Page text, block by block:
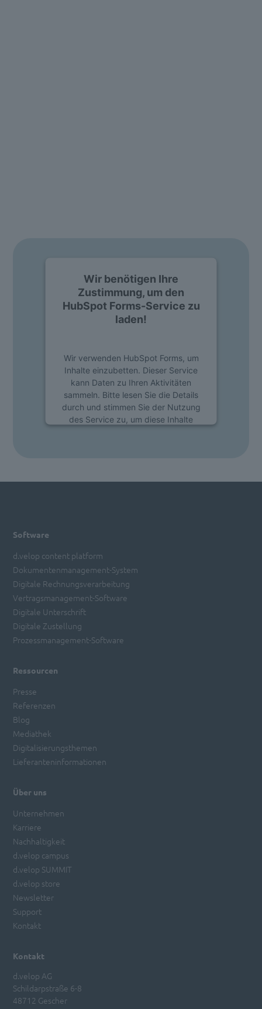
Wir benötigen Ihre
Zustimmung, um den
HubSpot Forms-Service zu
laden!
Wir verwenden HubSpot Forms, um
Inhalte einzubetten. Dieser Service
kann Daten zu Ihren Aktivitäten
sammeln. Bitte lesen Sie die Details
durch und stimmen Sie der Nutzung
des Service zu, um diese Inhalte
Akzeptieren
Kontakt
d.velop AG
Schildarpstraße 6-8
48712 Gescher
Software
d.velop content platform
Dokumentenmanagement-System
Digitale Rechnungsverarbeitung
Vertragsmanagement-Software
Digitale Unterschrift
Digitale Zustellung
Prozessmanagement-Software
Ressourcen
Presse
Referenzen
Blog
Mediathek
Digitalisierungsthemen
Lieferanteninformationen
Über uns
Unternehmen
Karriere
Nachhaltigkeit
d.velop campus
d.velop SUMMIT
d.velop store
Newsletter
Support
Kontakt